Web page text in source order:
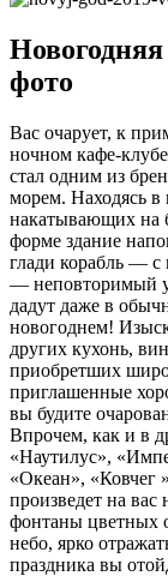
фото
Вас очарует, к
ночном кафе-
стал одним из
морем. Находясь
накатывающих на
форме здание
глади корабль —
— неповторимый
дадут даже в
новогоднем!
других кухонь,
приобретших
приглашенные
вы будите
Впрочем, как и в
«Наутилус»,
«Океан», «Ковчег
произведет на
фонтаны цветных
небо, ярко
праздника вы